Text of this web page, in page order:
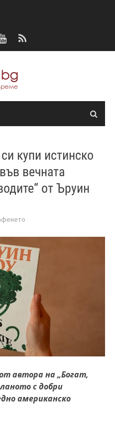
купи истинско
вечната
от Ъруин
автора на „Богат,
с добри
американско